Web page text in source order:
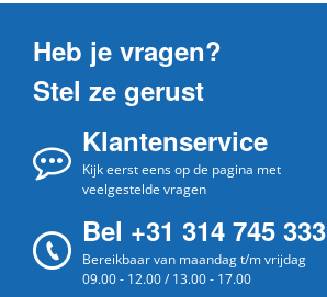
Heb je vragen?
Stel ze gerust
Klantenservice
Kijk eerst eens op de pagina met
veelgestelde vragen
Bel +31 314 745 333
Bereikbaar van maandag t/m vrijdag
09.00 - 12.00 / 13.00 - 17.00